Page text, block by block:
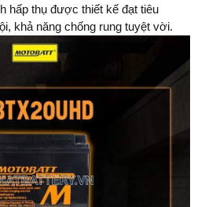
hấp thụ được thiết kế đạt tiêu
khả năng chống rung tuyệt vời.